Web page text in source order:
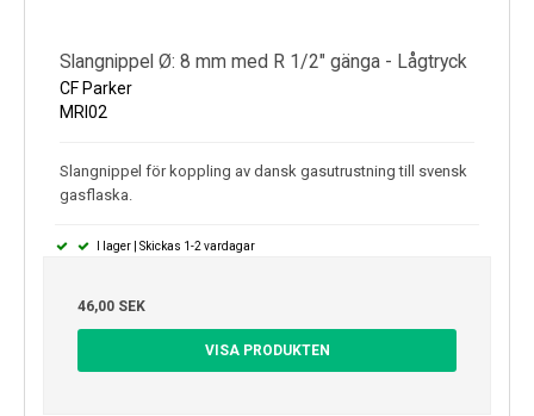
Slangnippel Ø: 8 mm med R 1/2" gänga - Lågtryck
CF Parker
MRI02
Slangnippel för koppling av dansk gasutrustning till svensk
gasflaska.
I lager | Skickas 1-2 vardagar
46,00 SEK
VISA PRODUKTEN